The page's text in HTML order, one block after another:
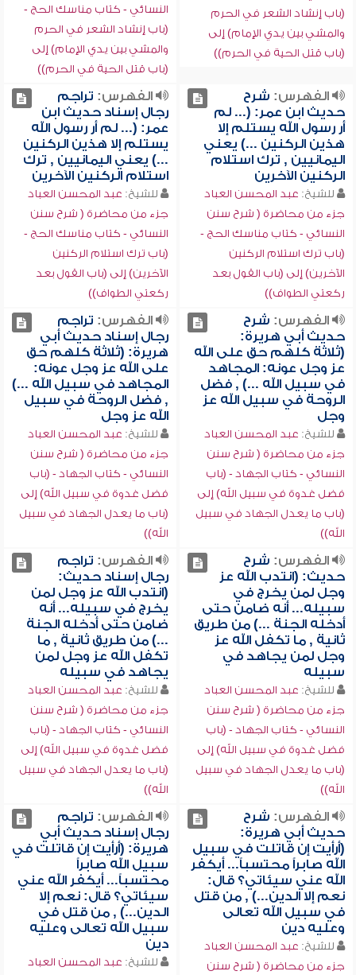
(باب إنشاد الشعر في الحرم
والمشي بين يدي الإمام) إلى
(باب قتل الحية في الحرم))
النسائي - كتاب مناسك الحج -
(باب إنشاد الشعر في الحرم
والمشي بين يدي الإمام) إلى
(باب قتل الحية في الحرم))
الفهرس: شرح
حديث ابن عمر: (... لم
أر رسول الله يستلم إلا
هذين الركنين ...) يعني
اليمانيين , ترك استلام
الركنين الآخرين
للشيخ: عبد المحسن العباد
جزء من محاضرة ( شرح سنن
النسائي - كتاب مناسك الحج -
(باب ترك استلام الركنين
الآخرين) إلى (باب القول بعد
ركعتي الطواف))
الفهرس: تراجم
رجال إسناد حديث ابن
عمر: (... لم أر رسول الله
يستلم إلا هذين الركنين
...) يعني اليمانيين , ترك
استلام الركنين الآخرين
للشيخ: عبد المحسن العباد
جزء من محاضرة ( شرح سنن
النسائي - كتاب مناسك الحج -
(باب ترك استلام الركنين
الآخرين) إلى (باب القول بعد
ركعتي الطواف))
الفهرس: شرح
حديث أبي هريرة:
(ثلاثة كلهم حق على الله
عز وجل عونه: المجاهد
في سبيل الله ...) , فضل
الروحة في سبيل الله عز
وجل
للشيخ: عبد المحسن العباد
جزء من محاضرة ( شرح سنن
النسائي - كتاب الجهاد - (باب
فضل غدوة في سبيل الله) إلى
(باب ما يعدل الجهاد في سبيل
الله))
الفهرس: تراجم
رجال إسناد حديث أبي
هريرة: (ثلاثة كلهم حق
على الله عز وجل عونه:
المجاهد في سبيل الله ...)
, فضل الروحة في سبيل
الله عز وجل
للشيخ: عبد المحسن العباد
جزء من محاضرة ( شرح سنن
النسائي - كتاب الجهاد - (باب
فضل غدوة في سبيل الله) إلى
(باب ما يعدل الجهاد في سبيل
الله))
الفهرس: شرح
حديث: (انتدب الله عز
وجل لمن يخرج في
سبيله... أنه ضامن حتى
أدخله الجنة ...) من طريق
ثانية , ما تكفل الله عز
وجل لمن يجاهد في
سبيله
للشيخ: عبد المحسن العباد
جزء من محاضرة ( شرح سنن
النسائي - كتاب الجهاد - (باب
فضل غدوة في سبيل الله) إلى
(باب ما يعدل الجهاد في سبيل
الله))
الفهرس: تراجم
رجال إسناد حديث:
(انتدب الله عز وجل لمن
يخرج في سبيله... أنه
ضامن حتى أدخله الجنة
...) من طريق ثانية , ما
تكفل الله عز وجل لمن
يجاهد في سبيله
للشيخ: عبد المحسن العباد
جزء من محاضرة ( شرح سنن
النسائي - كتاب الجهاد - (باب
فضل غدوة في سبيل الله) إلى
(باب ما يعدل الجهاد في سبيل
الله))
الفهرس: شرح
حديث أبي هريرة:
(أرأيت إن قاتلت في سبيل
الله صابراً محتسباً... أيكفر
الله عني سيئاتي؟ قال:
نعم إلا الدين...) , من قتل
في سبيل الله تعالى
وعليه دين
للشيخ: عبد المحسن العباد
جزء من محاضرة ( شرح سنن
الفهرس: تراجم
رجال إسناد حديث أبي
هريرة: (أرأيت إن قاتلت في
سبيل الله صابراً
محتسباً... أيكفر الله عني
سيئاتي؟ قال: نعم إلا
الدين...) , من قتل في
سبيل الله تعالى وعليه
دين
للشيخ: عبد المحسن العباد